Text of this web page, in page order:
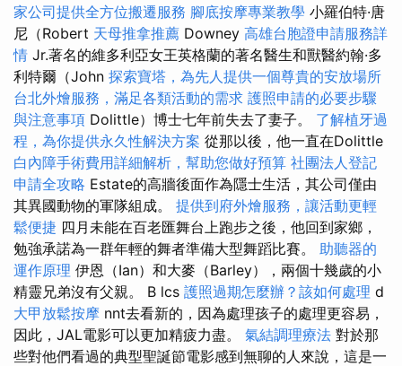
家公司提供全方位搬遷服務 腳底按摩專業教學 小羅伯特·唐
尼（Robert 天母推拿推薦 Downey 高雄台胞證申請服務詳
情 Jr.著名的維多利亞女王英格蘭的著名醫生和獸醫約翰·多
利特爾（John 探索寶塔，為先人提供一個尊貴的安放場所
台北外燴服務，滿足各類活動的需求 護照申請的必要步驟
與注意事項 Dolittle）博士七年前失去了妻子。 了解植牙過
程，為你提供永久性解決方案 從那以後，他一直在Dolittle
白內障手術費用詳細解析，幫助您做好預算 社團法人登記
申請全攻略 Estate的高牆後面作為隱士生活，其公司僅由
其異國動物的軍隊組成。 提供到府外燴服務，讓活動更輕
鬆便捷 四月未能在百老匯舞台上跑步之後，他回到家鄉，
勉強承諾為一群年輕的舞者準備大型舞蹈比賽。 助聽器的
運作原理 伊恩（Ian）和大麥（Barley），兩個十幾歲的小
精靈兄弟沒有父親。 B lcs 護照過期怎麼辦？該如何處理 d
大甲放鬆按摩 nnt去看新的，因為處理孩子的處理更容易，
因此，JAL電影可以更加精疲力盡。 氣結調理療法 對於那
些對他們看過的典型聖誕節電影感到無聊的人來說，這是一